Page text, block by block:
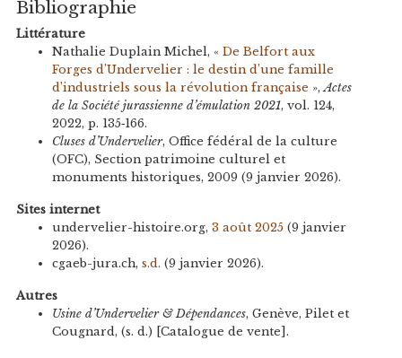
Bibliographie
Littérature
Nathalie Duplain Michel, « De Belfort aux
Forges d’Undervelier : le destin d’une famille
d’industriels sous la révolution française », Actes
de la Société jurassienne d’émulation 2021, vol. 124,
2022, p. 135‑166.
Cluses d’Undervelier, Office fédéral de la culture
(OFC), Section patrimoine culturel et
monuments historiques, 2009 (9 janvier 2026).
Sites internet
undervelier-histoire.org, 3 août 2025(9 janvier
2026).
cgaeb-jura.ch, s.d. (9 janvier 2026).
Autres
Usine d’Undervelier & Dépendances, Genève, Pilet et
Cougnard, (s. d.) [Catalogue de vente].